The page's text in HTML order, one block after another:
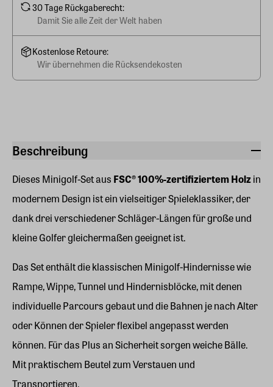
Beschreibung
Dieses Minigolf-Set aus FSC® 100%-zertifiziertem Holzin
modernem Design ist ein vielseitiger Spieleklassiker, der
dank drei verschiedener Schläger-Längen für große und
kleine Golfer gleichermaßen geeignet ist.
Das Set enthält die klassischen Minigolf-Hindernisse wie
Rampe, Wippe, Tunnel und Hindernisblöcke, mit denen
individuelle Parcours gebaut und die Bahnen je nach Alter
oder Können der Spieler flexibel angepasst werden
können. Für das Plus an Sicherheit sorgen weiche Bälle.
Mit praktischem Beutel zum Verstauen und
Transportieren.
30 Tage Rückgaberecht:
Damit Sie alle Zeit der Welt haben
Kostenlose Retoure:
Wir übernehmen die Rücksendekosten